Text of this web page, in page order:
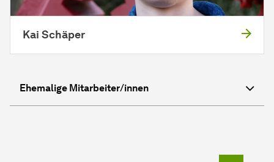
Kai Schäper
Ehemalige Mit­ar­bei­ter/innen